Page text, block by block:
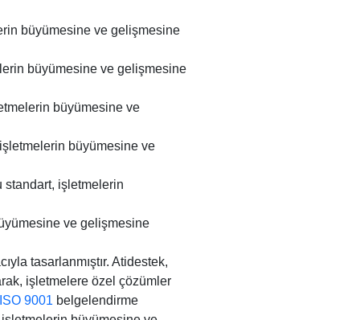
büyümesine ve gelişmesine
büyümesine ve gelişmesine
büyümesine ve
büyümesine ve
standart, işletmelerin
ve gelişmesine
tasarlanmıştır. Atidestek,
işletmelere özel çözümler
ISO 9001 belgelendirme